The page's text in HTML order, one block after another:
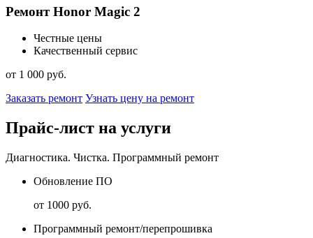
Ремонт Honor Magic 2
Честные цены
Качественный сервис
от 1 000 руб.
Заказать ремонт Узнать цену на ремонт
Прайс-лист на услуги
Диагностика. Чистка. Программный ремонт
Обновление ПО
от 1000 руб.
Программный ремонт/перепрошивка